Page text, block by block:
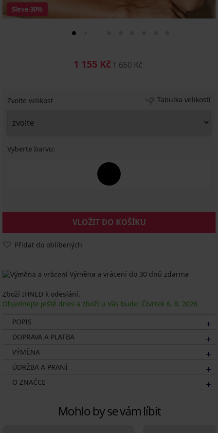
Sleva-30%
1 155 Kč1 650 Kč
Zvolte velikost Tabulka velikostí
Vyberte barvu:
VLOŽIT DO KOŠÍKU
Přidat do oblíbených
Výměna a vrácení do 30 dnů zdarma
Zboží IHNED k odeslání.
Objednejte ještě dnes a zboží u Vás bude: Čtvrtek 6. 8. 2026
POPIS
DOPRAVA A PLATBA
VÝMĚNA
ÚDRŽBA A PRANÍ
O ZNAČCE
Mohlo by se vám líbit